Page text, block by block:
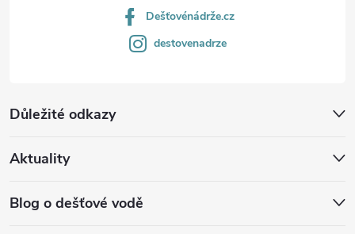
Důležité odkazy
Aktuality
Blog o dešťové vodě
Dešťovénádrže.cz
destovenadrze